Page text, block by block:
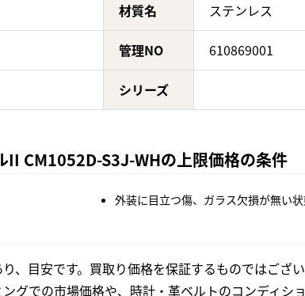
材質名 ステンレス
管理NO 610869001
シリーズ
II CM1052D-S3J-WHの上限価格の条件
外装に目立つ傷、ガラス欠損が無い
、目安です。買取り価格を保証するものではござい
グでの市場価格や、時計・革ベルトのコンディシ